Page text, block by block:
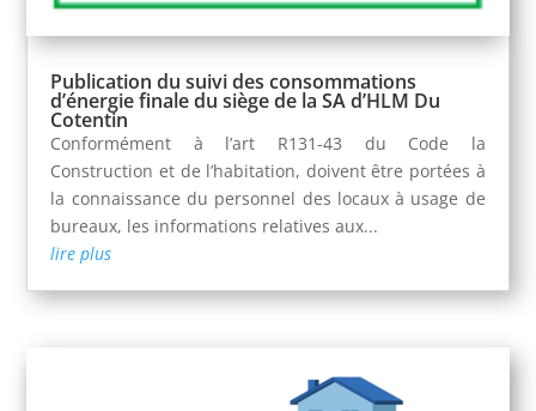
Publication du suivi des consommations
d’énergie finale du siège de la SA d’HLM Du
Cotentin
Conformément à l’art R131-43 du Code la
Construction et de l’habitation, doivent être portées à
la connaissance du personnel des locaux à usage de
bureaux, les informations relatives aux...
lire plus